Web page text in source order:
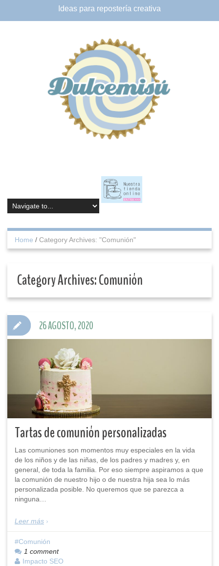
Ideas para repostería creativa
Home / Category Archives: "Comunión"
Category Archives:Comunión
Tartas de comunión personalizadas
Las comuniones son momentos muy especiales en la vida
de los niños y de las niñas, de los padres y madres y, en
general, de toda la familia. Por eso siempre aspiramos a que
la comunión de nuestro hijo o de nuestra hija sea lo más
personalizada posible. No queremos que se parezca a
ninguna…
Leer más
26 AGOSTO, 2020
Comunión
1 comment
Impacto SEO